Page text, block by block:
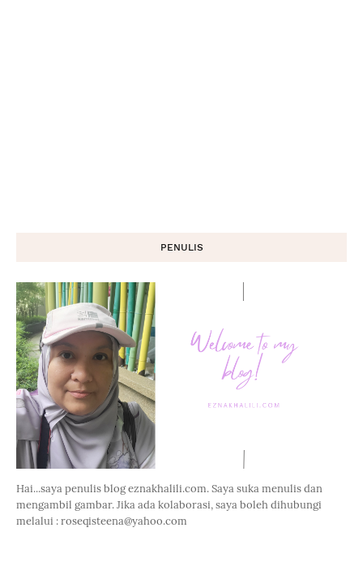
PENULIS
Hai...saya penulis blog eznakhalili.com. Saya suka menulis dan
mengambil gambar. Jika ada kolaborasi, saya boleh dihubungi
melalui : roseqisteena@yahoo.com